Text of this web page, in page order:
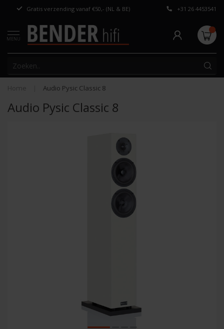
Gratis verzending vanaf €50,- (NL & BE) Persoonlijk
+31 26 4453541
MENU
Home Audio Pysic Classic 8
Audio Pysic Classic 8